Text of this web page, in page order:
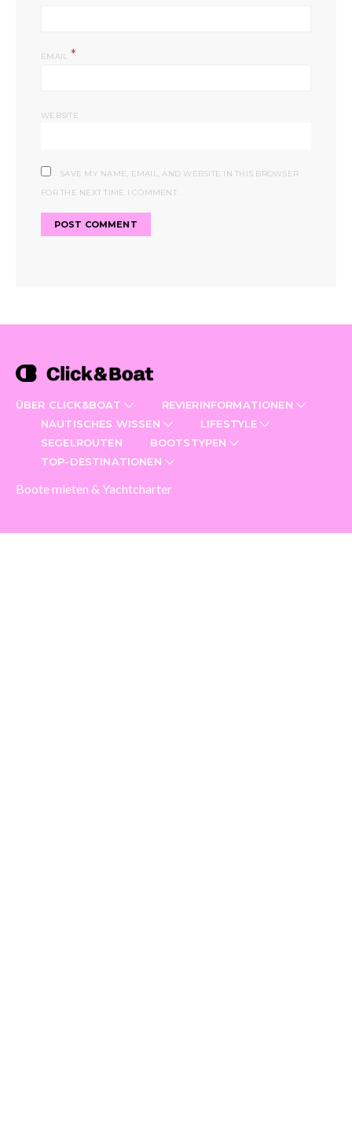
EMAIL *
WEBSITE
SAVE MY NAME, EMAIL, AND WEBSITE IN THIS BROWSER
FOR THE NEXT TIME I COMMENT.
ÜBER CLICK&BOAT
REVIERINFORMATIONEN
NAUTISCHES WISSEN
LIFESTYLE
SEGELROUTEN
BOOTSTYPEN
TOP-DESTINATIONEN
Boote mieten & Yachtcharter